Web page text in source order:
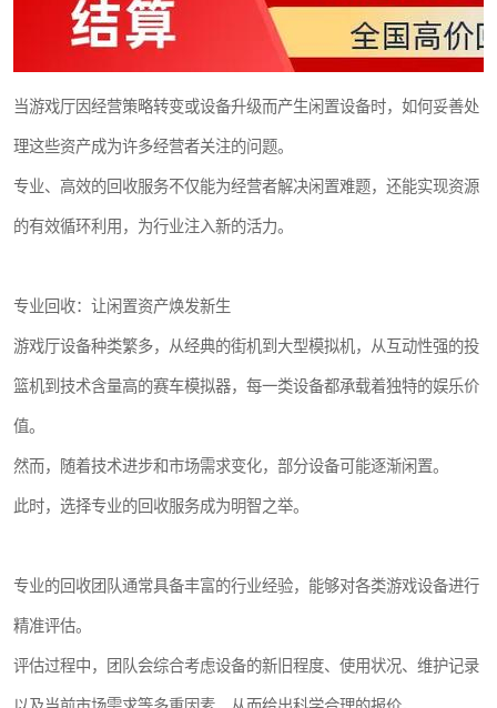
当游戏厅因经营策略转变或设备升级而产生闲置设备时，如何妥善处
理这些资产成为许多经营者关注的问题。
专业、高效的回收服务不仅能为经营者解决闲置难题，还能实现资源
的有效循环利用，为行业注入新的活力。
专业回收：让闲置资产焕发新生
游戏厅设备种类繁多，从经典的街机到大型模拟机，从互动性强的投
篮机到技术含量高的赛车模拟器，每一类设备都承载着独特的娱乐价
值。
然而，随着技术进步和市场需求变化，部分设备可能逐渐闲置。
此时，选择专业的回收服务成为明智之举。
专业的回收团队通常具备丰富的行业经验，能够对各类游戏设备进行
精准评估。
评估过程中，团队会综合考虑设备的新旧程度、使用状况、维护记录